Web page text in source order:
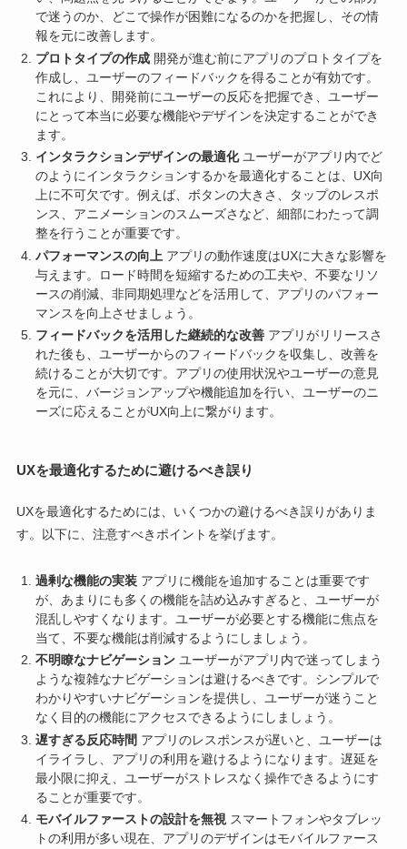
で迷うのか、どこで操作が困難になるのかを把握し、その情
報を元に改善します。
プロトタイプの作成開発が進む前にアプリのプロトタイプを
作成し、ユーザーのフィードバックを得ることが有効です。
これにより、開発前にユーザーの反応を把握でき、ユーザー
にとって本当に必要な機能やデザインを決定することができ
ます。
インタラクションデザインの最適化ユーザーがアプリ内でど
のようにインタラクションするかを最適化することは、UX向
上に不可欠です。例えば、ボタンの大きさ、タップのレスポ
ンス、アニメーションのスムーズさなど、細部にわたって調
整を行うことが重要です。
パフォーマンスの向上 アプリの動作速度はUXに大きな影響を
与えます。ロード時間を短縮するための工夫や、不要なリソ
ースの削減、非同期処理などを活用して、アプリのパフォー
マンスを向上させましょう。
フィードバックを活用した継続的な改善アプリがリリースさ
れた後も、ユーザーからのフィードバックを収集し、改善を
続けることが大切です。アプリの使用状況やユーザーの意見
を元に、バージョンアップや機能追加を行い、ユーザーのニ
ーズに応えることがUX向上に繋がります。
UXを最適化するために避けるべき誤り
UXを最適化するためには、いくつかの避けるべき誤りがありま
す。以下に、注意すべきポイントを挙げます。
過剰な機能の実装アプリに機能を追加することは重要です
が、あまりにも多くの機能を詰め込みすぎると、ユーザーが
混乱しやすくなります。ユーザーが必要とする機能に焦点を
当て、不要な機能は削減するようにしましょう。
不明瞭なナビゲーションユーザーがアプリ内で迷ってしまう
ような複雑なナビゲーションは避けるべきです。シンプルで
わかりやすいナビゲーションを提供し、ユーザーが迷うこと
なく目的の機能にアクセスできるようにしましょう。
遅すぎる反応時間アプリのレスポンスが遅いと、ユーザーは
イライラし、アプリの利用を避けるようになります。遅延を
最小限に抑え、ユーザーがストレスなく操作できるようにす
ることが重要です。
モバイルファーストの設計を無視スマートフォンやタブレッ
トの利用が多い現在、アプリのデザインはモバイルファース